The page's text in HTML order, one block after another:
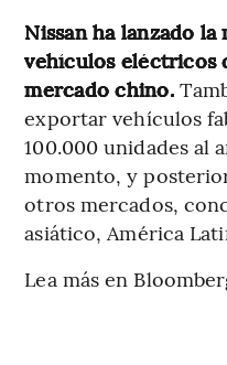
Nissan ha lanzado
vehículos eléctricos
mercado chino.
exportar vehículos
100.000 unidades al
momento, y
otros mercados,
asiático, América
Lea más en